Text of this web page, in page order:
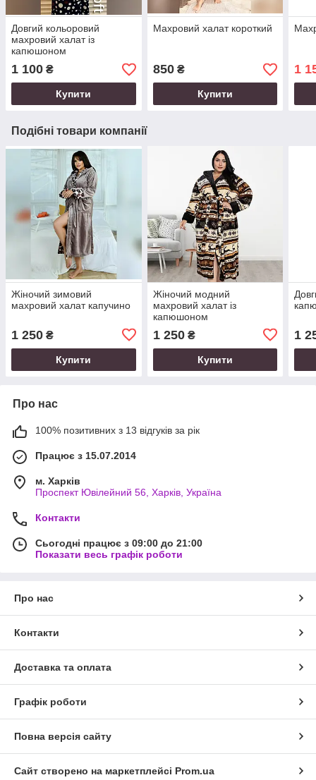
Довгий кольоровий
махровий халат із
капюшоном
1 100 ₴
Купити
Махровий халат короткий
850₴
Купити
1
Подібні товари компанії
Жіночий зимовий
махровий халат капучино
1 250 ₴
Купити
Жіночий модний
махровий халат із
капюшоном
1 250₴
Купити
1
Про нас
100% позитивних з 13 відгуків за рік
Працює з 15.07.2014
м. Харків
Проспект Ювілейний 56, Харків, Україна
Контакти
Сьогодні працює з 09:00 до 21:00
Показати весь графік роботи
Про нас
Контакти
Доставка та оплата
Графік роботи
Повна версія сайту
Сайт створено на маркетплейсі Prom.ua